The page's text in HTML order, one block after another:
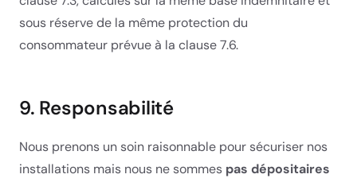
sous réserve de la même protection du
consommateur prévue à la clause 7.6.
9. Responsabilité
Nous prenons un soin raisonnable pour sécuriser nos
installations mais nous ne sommes pas dépositaires